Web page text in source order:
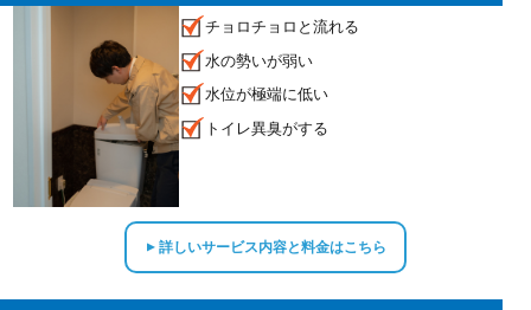
チョロチョロと流れる
水の勢いが弱い
水位が極端に低い
トイレ異臭がする
▲詳しいサービス内容と料金はこちら